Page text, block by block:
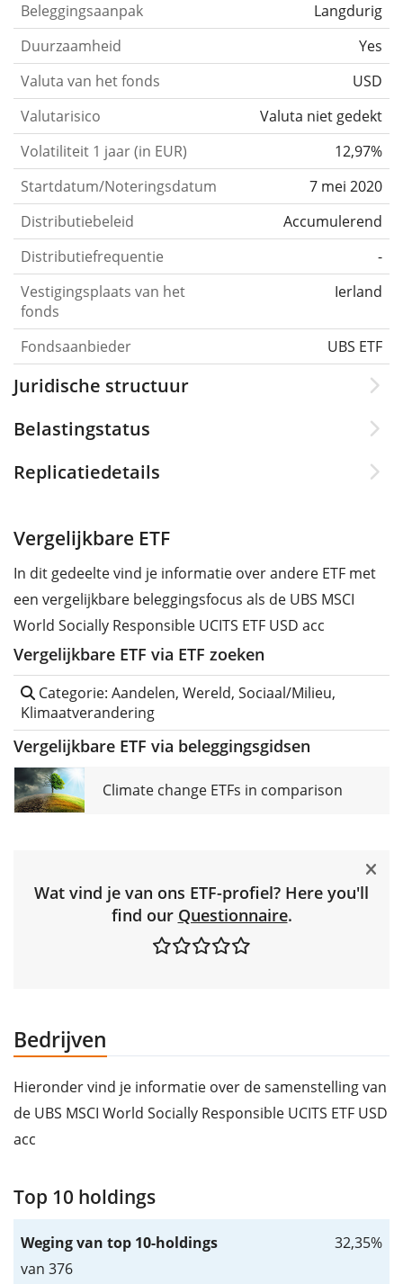
Beleggingsaanpak
Langdurig
Duurzaamheid
Yes
Valuta van het fonds
USD
Valutarisico
Valuta niet gedekt
Volatiliteit 1 jaar (in EUR)
12,97%
Startdatum/Noteringsdatum
7 mei 2020
Distributiebeleid
Accumulerend
Distributiefrequentie
-
Vestigingsplaats van het
fonds
Ierland
Fondsaanbieder UBS ETF
Juridische structuur
Belastingstatus
Replicatiedetails
Vergelijkbare ETF
In dit gedeelte vind je informatie over andere ETF met
een vergelijkbare beleggingsfocus als de UBS MSCI
World Socially Responsible UCITS ETF USD acc
Vergelijkbare ETF via ETF zoeken
Categorie: Aandelen, Wereld, Sociaal/Milieu,
Klimaatverandering
Vergelijkbare ETF via beleggingsgidsen
Climate change ETFs in comparison
Wat vind je van ons ETF-profiel? Here you'll
find our Questionnaire.
Bedrijven
Hieronder vind je informatie over de samenstelling van
de UBS MSCI World Socially Responsible UCITS ETF USD
acc
Top 10 holdings
Weging van top 10-holdings
van 376
32,35%